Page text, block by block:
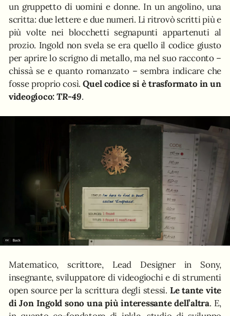
un gruppetto di uomini e donne. In un angolino, una
scritta: due lettere e due numeri. Li ritrovò scritti più e
più volte nei blocchetti segnapunti appartenuti al
prozio. Ingold non svela se era quello il codice giusto
per aprire lo scrigno di metallo, ma nel suo racconto –
chissà se e quanto romanzato – sembra indicare che
fosse proprio così.Quel codice si è trasformato in un
videogioco:TR-49.
Matematico, scrittore, Lead Designer in Sony,
insegnante, sviluppatore di videogiochi e di strumenti
open source per la scrittura degli stessi. Le tante vite
di Jon Ingold sono una più interessante dell’altra. E,